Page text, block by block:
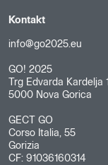
Kontakt
info@go2025.eu
GO! 2025
Trg Edvarda Kardelja 1
5000 Nova Gorica
GECT GO
Corso Italia, 55
Gorizia
CF: 91036160314